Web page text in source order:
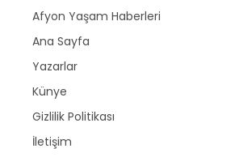
Afyon Yaşam Haberleri
Ana Sayfa
Yazarlar
Künye
Gizlilik Politikası
İletişim